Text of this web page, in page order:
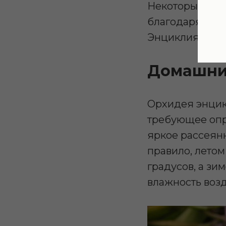
Некоторые из
благодаря
Энциклия
Орхидея
требующее
яркое
правило,
градусов, а
влажность